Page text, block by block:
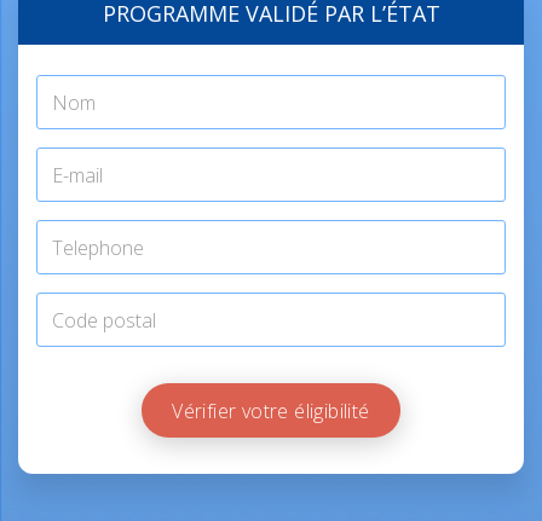
PROGRAMME VALIDÉ PAR L’ÉTAT
Vérifier votre éligibilité